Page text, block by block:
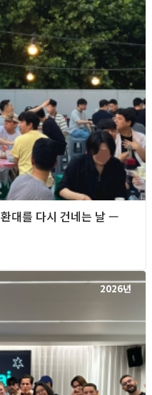
대를 다시 건네는 날 —
2026년